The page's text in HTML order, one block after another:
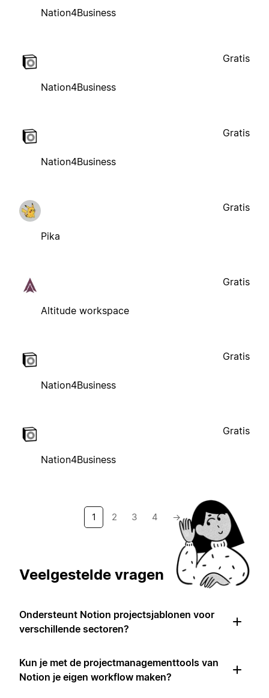
Nation4Business
Nation4Business
Gratis
Nation4Business
Gratis
Pika
Gratis
Altitude workspace
Gratis
Nation4Business
Gratis
Nation4Business
Gratis
1 2 3 4 →
Veelgestelde vragen
Ondersteunt Notion projectsjablonen voor
verschillende sectoren?
Kun je met de projectmanagementtools van
Notion je eigen workflow maken?